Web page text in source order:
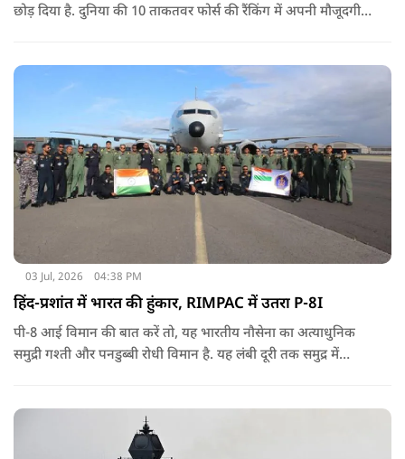
छोड़ दिया है. दुनिया की 10 ताकतवर फोर्स की रैंकिंग में अपनी मौजूदगी
03 Jul, 2026 04:38 PM
हिंद-प्रशांत में भारत की हुंकार, RIMPAC में उतरा P-8I
पी-8 आई विमान की बात करें तो, यह भारतीय नौसेना का अत्याधुनिक
समुद्री गश्ती और पनडुब्बी रोधी विमान है. यह लंबी दूरी तक समुद्र में
में सक्षम है.